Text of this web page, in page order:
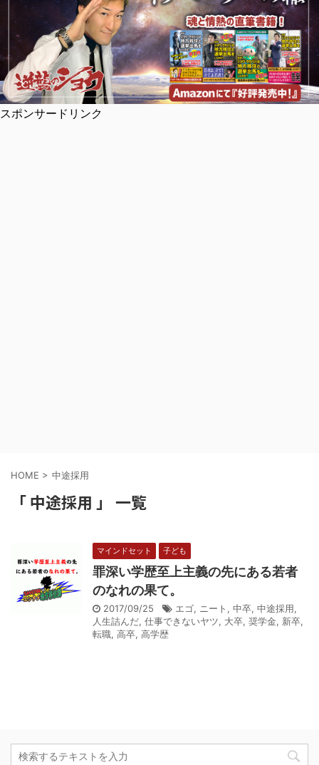
スポンサードリンク
HOME > 中途採用
「 中途採用 」 一覧
マインドセット 子ども
罪深い学歴至上主義の先にある若者
のなれの果て。
2017/09/25 エゴ, ニート , 中卒, 中途採用,
人生詰んだ, 仕事できないヤツ, 大卒, 奨学金, 新卒,
転職, 高卒, 高学歴